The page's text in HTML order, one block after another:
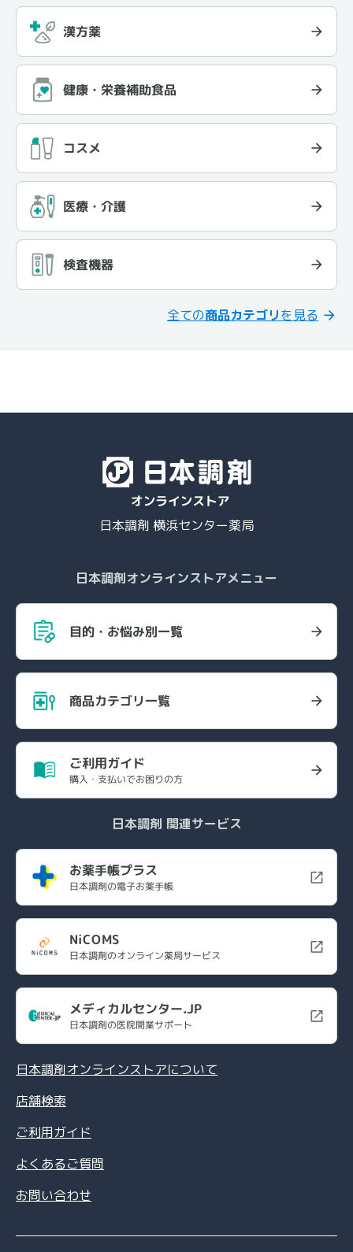
漢方薬
健康・栄養補助食品
コスメ
医療・介護
検査機器
全ての商品カテゴリを見る
日本調剤 横浜センター薬局
日本調剤オンラインストアメニュー
目的・お悩み別一覧
商品カテゴリ一覧
ご利用ガイド
購入・支払いでお困りの方
日本調剤 関連サービス
お薬手帳プラス
日本調剤の電子お薬手帳
NiCOMS
日本調剤のオンライン薬局サービス
メディカルセンター.JP
日本調剤の医院開業サポート
日本調剤オンラインストアについて
店舗検索
ご利用ガイド
よくあるご質問
お問い合わせ